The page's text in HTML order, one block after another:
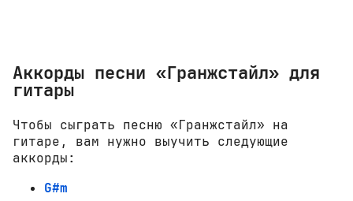
Аккорды песни «Гранжстайл» для
гитары
Чтобы сыграть песню «Гранжстайл» на
гитаре, вам нужно выучить следующие
аккорды:
G#m